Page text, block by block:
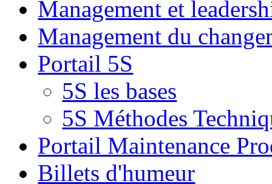
Management et
Management du
Portail 5S
5S les bases
5S Méthodes
Portail Maintenance
Billets d'humeur